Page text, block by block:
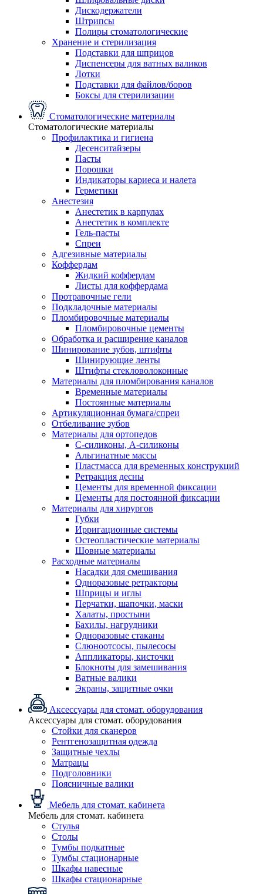
Дискодержатели
Штрипсы
Полиры стоматологические
Хранение и стерилизация
Подставки для шприцов
Диспенсеры для ватных валиков
Лотки
Подставки для файлов/боров
Боксы для стерилизации
Стоматологические материалы
Стоматологические материалы
Профилактика и гигиена
Десенситайзеры
Пасты
Порошки
Индикаторы кариеса и налета
Герметики
Анестезия
Анестетик в карпулах
Анестетик в комплекте
Гель-пасты
Спреи
Адгезивные материалы
Коффердам
Жидкий коффердам
Листы для коффердама
Протравочные гели
Подкладочные материалы
Пломбировочные материалы
Пломбировочные цементы
Обработка и расширение каналов
Шинирование зубов, штифты
Шинирующие ленты
Штифты стекловолоконные
Материалы для пломбирования каналов
Временные материалы
Постоянные материалы
Артикуляционная бумага/спреи
Отбеливание зубов
Материалы для ортопедов
C-силиконы, А-силиконы
Альгинатные массы
Пластмасса для временных конструкций
Ретракция десны
Цементы для временной фиксации
Цементы для постоянной фиксации
Материалы для хирургов
Губки
Ирригационные системы
Остеопластические материалы
Шовные материалы
Расходные материалы
Насадки для смешивания
Одноразовые ретракторы
Шприцы и иглы
Перчатки, шапочки, маски
Халаты, простыни
Бахилы, нагрудники
Одноразовые стаканы
Слюноотсосы, пылесосы
Аппликаторы, кисточки
Блокноты для замешивания
Ватные валики
Экраны, защитные очки
Аксессуары для стомат. оборудования
Аксессуары для стомат. оборудования
Стойки для сканеров
Рентгенозащитная одежда
Защитные чехлы
Матрацы
Подголовники
Поясничные валики
Мебель для стомат. кабинета
Мебель для стомат. кабинета
Стулья
Столы
Тумбы подкатные
Тумбы стационарные
Шкафы навесные
Шкафы стационарные